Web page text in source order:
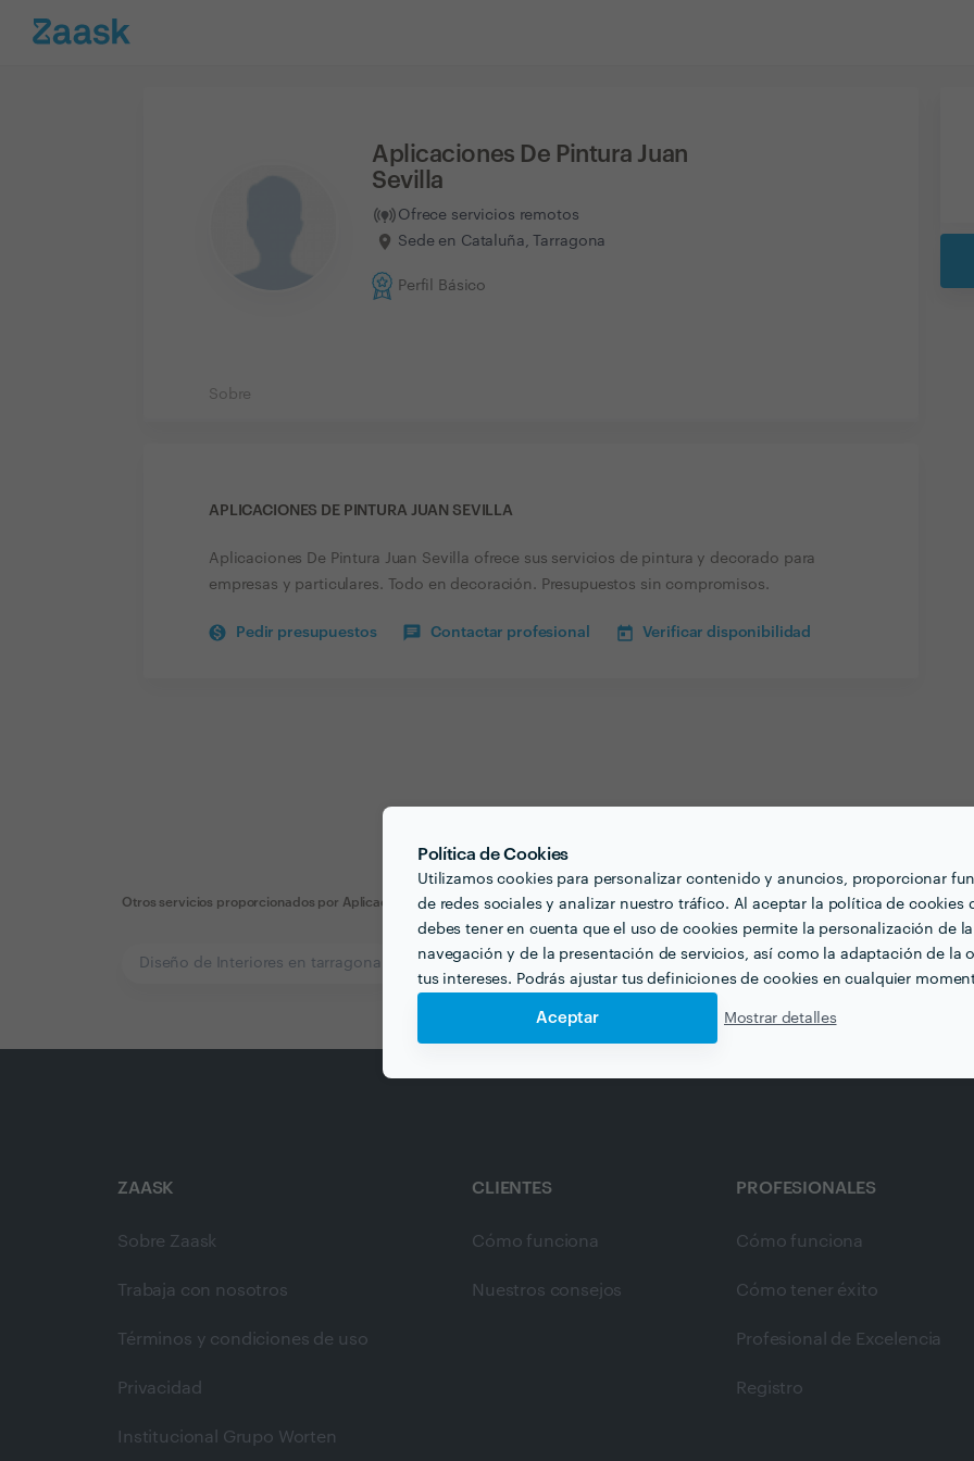
Política de Cookies
Utilizamos cookies para personalizar contenido y anuncios, proporcionar
de redes sociales y analizar nuestro tráfico. Al aceptar la política de cookies
debes tener en cuenta que el uso de cookies permite la personalización de la
navegación y de la presentación de servicios, así como la adaptación de la
tus intereses. Podrás ajustar tus definiciones de cookies en cualquier
Aceptar Mostrar detalles
Aplicaciones De Pintura Juan
Sevilla
Ofrece servicios remotos
Sede en Cataluña, Tarragona
Perfil Básico
Sobre
APLICACIONES DE PINTURA JUAN SEVILLA
Aplicaciones De Pintura Juan Sevilla ofrece sus servicios de pintura y decorado para
empresas y particulares. Todo en decoración. Presupuestos sin compromisos.
Pedir presupuestos Contactar profesional Verificar disponibilidad
Otros servicios proporcionados por Aplicaciones De Pintura Juan Sevilla
Diseño de Interiores en tarragona Decoración de Baño en tarragona
ZAASK
Sobre Zaask
Trabaja con nosotros
Términos y condiciones de uso
Privacidad
Institucional Grupo Worten
CLIENTES
Cómo funciona
Nuestros consejos
PROFESIONALES
Cómo funciona
Cómo tener éxito
Profesional de Excelencia
Registro